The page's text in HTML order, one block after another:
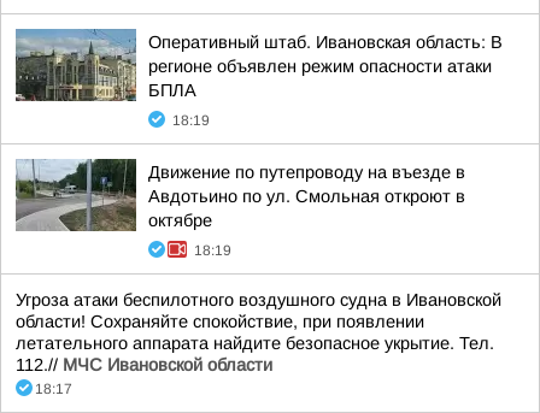
Оперативный штаб. Ивановская область: В
регионе объявлен режим опасности атаки
БПЛА
18:19
Движение по путепроводу на въезде в
Авдотьино по ул. Смольная откроют в
октябре
18:19
Угроза атаки беспилотного воздушного судна в Ивановской
области! Сохраняйте спокойствие, при появлении
летательного аппарата найдите безопасное укрытие. Тел.
112.// МЧС Ивановской области
18:17